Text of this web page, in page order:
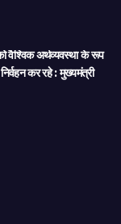
वैश्विक अर्थव्यवस्था के रूप
कर रहे : मुख्यमंत्री